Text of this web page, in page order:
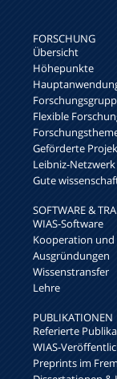
FORSCHUNG
Übersicht
Höhepunkte
Flexible
Geförderte
Leibniz-
Gute
SOFTWARE &
WIAS-Software
Kooperation
Ausgründungen
Wissenstransfer
Lehre
PUBLIKATIONEN
Referierte
WIAS-
Preprints im